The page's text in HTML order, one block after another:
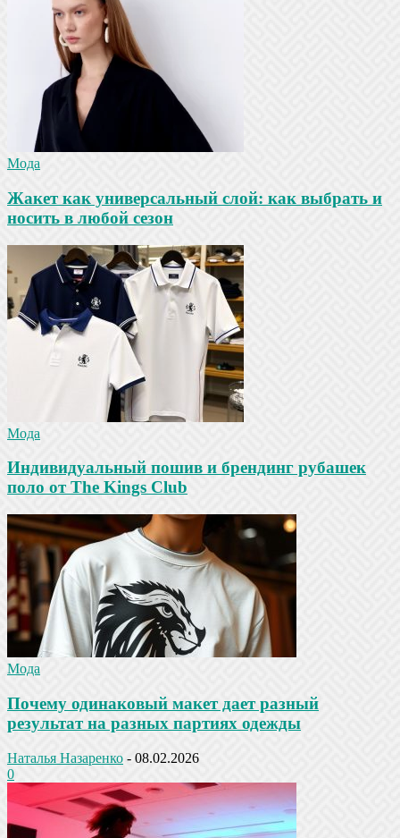
Мода
Жакет как универсальный слой: как выбрать и
носить в любой сезон
Мода
Индивидуальный пошив и брендинг рубашек
поло от The Kings Club
Мода
Почему одинаковый макет дает разный
результат на разных партиях одежды
Наталья Назаренко - 08.02.2026
0